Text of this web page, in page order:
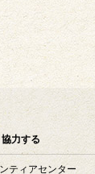
力する
ティアセンター